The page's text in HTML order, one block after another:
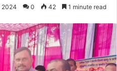
2024 0 42 1 minute read